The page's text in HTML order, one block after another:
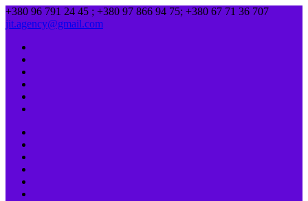
+380 96 791 24 45 ; +380 97 866 94 75; +380 67 71 36 707
jit.agency@gmail.com